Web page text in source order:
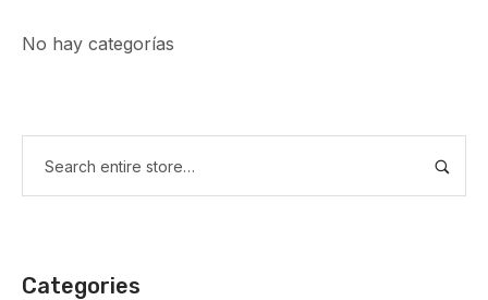
No hay categorías
Categories